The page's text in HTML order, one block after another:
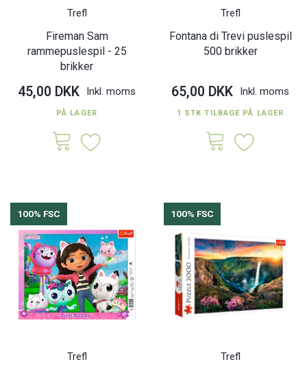
Trefl
Fireman Sam
rammepuslespil - 25
brikker
45,00 DKK Inkl. moms
PÅ LAGER
Trefl
Fontana di Trevi puslespil
500 brikker
65,00 DKK Inkl. moms
1 STK TILBAGE PÅ LAGER
100% FSC
Trefl
100% FSC
Trefl